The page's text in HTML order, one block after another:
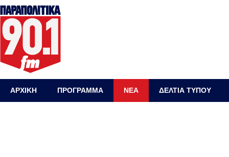
ΑΡΧΙΚΗ ΠΡΟΓΡΑΜΜΑ ΝΕΑ ΔΕΛΤΙΑ ΤΥΠΟΥ